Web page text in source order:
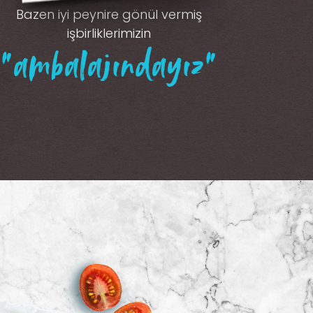
Bazen iyi peynire gönül vermiş
işbirliklerimizin
“ambalajındayız”